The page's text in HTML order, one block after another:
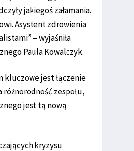
jakiegoś załamania.
Asystent zdrowienia
– wyjaśniła
Paula Kowalczyk.
kluczowe jest łączenie
zespołu,
jest tą nową
kryzysu